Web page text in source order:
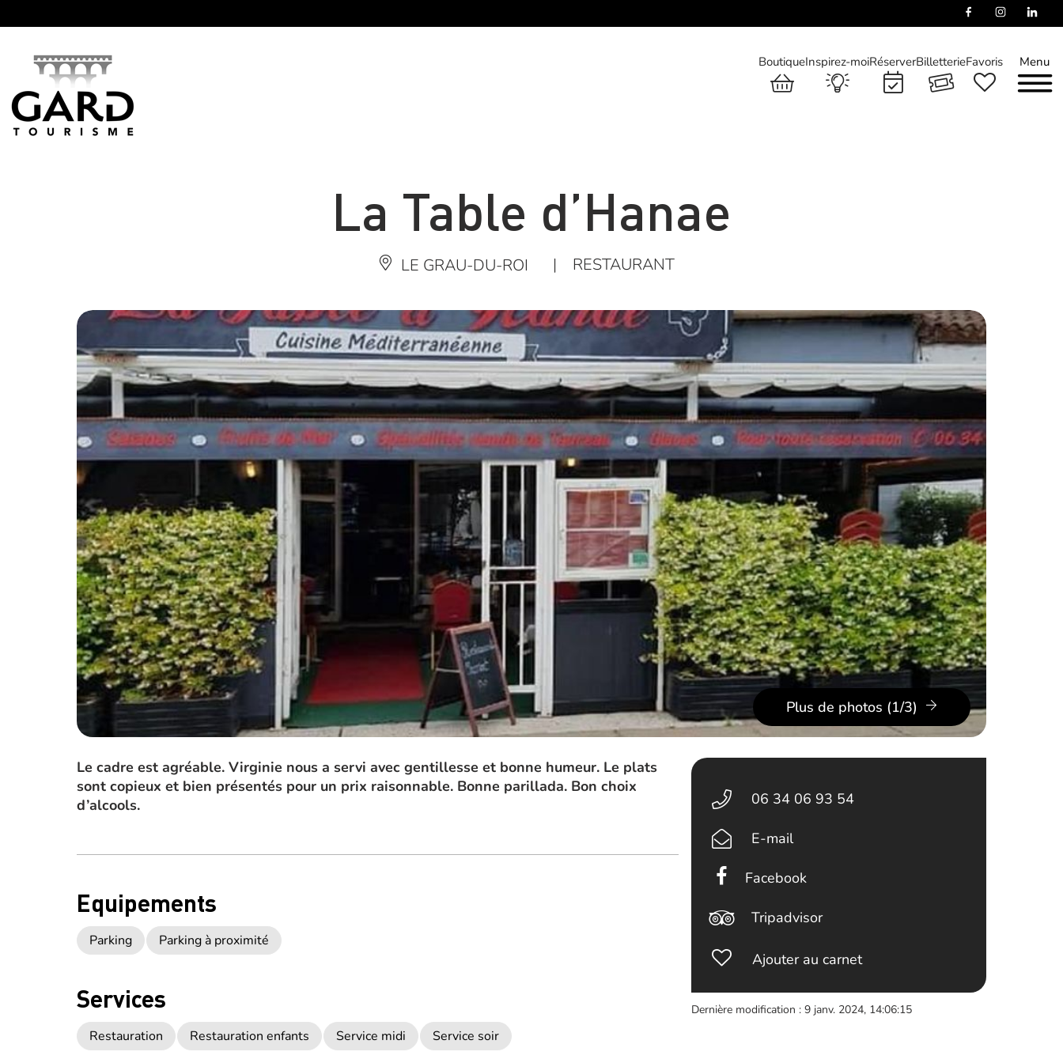
Menu
BoutiqueInspirez-moiRéserverBilletterieFavoris
La Table d’Hanae
LE GRAU-DU-ROI | RESTAURANT
Plus de photos (1/3)
Le cadre est agréable. Virginie nous a servi avec gentillesse et bonne humeur. Le plats
sont copieux et bien présentés pour un prix raisonnable. Bonne parillada. Bon choix
d’alcools.
Equipements
Parking Parking à proximité
Services
Restauration Restauration enfants Service midi Service soir
06 34 06 93 54
E-mail
Facebook
Tripadvisor
Ajouter au carnet
Dernière modification : 9 janv. 2024, 14:06:15